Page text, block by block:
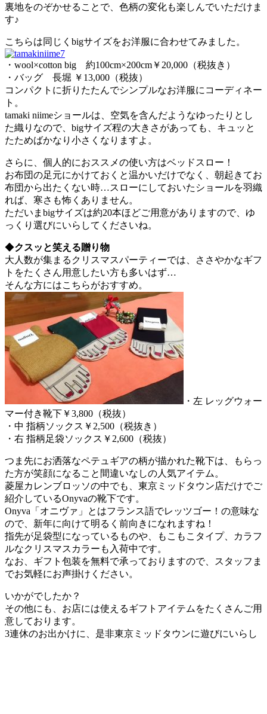
裏地をのぞかせることで、色柄の変化も楽しんでいただけま
す♪
こちらは同じくbigサイズをお洋服に合わせてみました。
・wool×cotton big 約100cm×200cm￥20,000（税抜き）
・バッグ 長堀 ￥13,000（税抜）
コンパクトに折りたたんでシンプルなお洋服にコーディネー
ト。
tamaki niimeショールは、空気を含んだようなゆったりとし
た織りなので、bigサイズ程の大きさがあっても、キュッと
たためばかなり小さくなりますよ。
さらに、個人的におススメの使い方はベッドスロー！
お布団の足元にかけておくと温かいだけでなく、朝起きてお
布団から出たくない時…スローにしておいたショールを羽織
れば、寒さも怖くありません。
ただいまbigサイズは約20本ほどご用意がありますので、ゆ
っくり選びにいらしてくださいね。
◆クスッと笑える贈り物
大人数が集まるクリスマスパーティーでは、ささやかなギフ
トをたくさん用意したい方も多いはず…
そんな方にはこちらがおすすめ。
・左 レッグウォー
マー付き靴下￥3,800（税抜）
・中 指柄ソックス￥2,500（税抜き）
・右 指柄足袋ソックス￥2,600（税抜）
つま先にお洒落なペテュギアの柄が描かれた靴下は、もらっ
た方が笑顔になること間違いなしの人気アイテム。
菱屋カレンブロッソの中でも、東京ミッドタウン店だけでご
紹介しているOnyvaの靴下です。
Onyva「オニヴァ」とはフランス語でレッツゴー！の意味な
ので、新年に向けて明るく前向きになれますね！
指先が足袋型になっているものや、もこもこタイプ、カラフ
ルなクリスマスカラーも入荷中です。
なお、ギフト包装を無料で承っておりますので、スタッフま
でお気軽にお声掛けください。
いかがでしたか？
その他にも、お店には使えるギフトアイテムをたくさんご用
意しております。
3連休のお出かけに、是非東京ミッドタウンに遊びにいらし